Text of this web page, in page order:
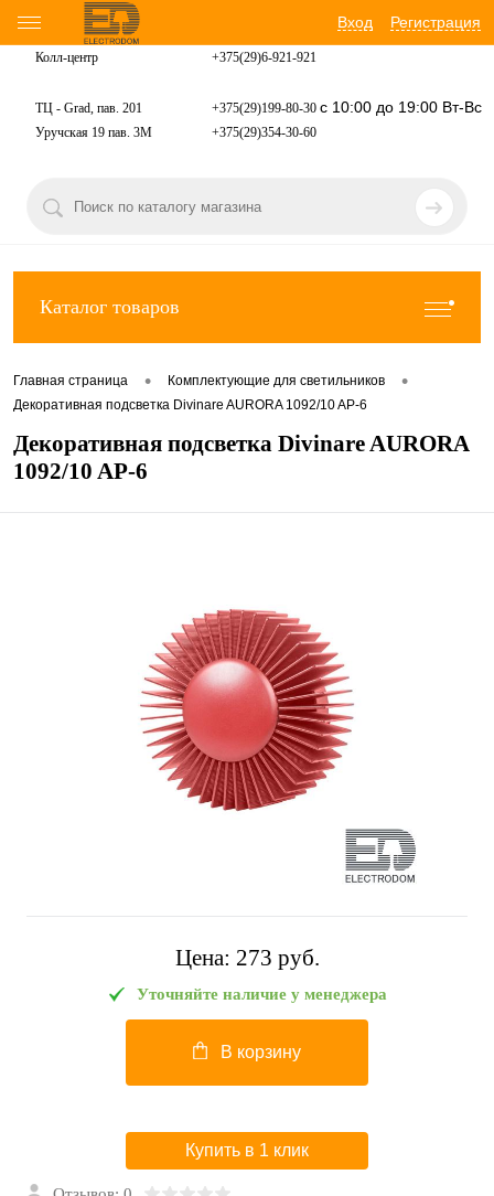
Вход Регистрация
Колл-центр +375(29)6-921-921
ТЦ - Grad, пав. 201 +375(29)199-80-30 с 10:00 до 19:00 Вт-Вс
Уручская 19 пав. 3М +375(29)354-30-60
Каталог товаров
Главная страница • Комплектующие для светильников •
Декоративная подсветка Divinare AURORA 1092/10 AP-6
Декоративная подсветка Divinare AURORA
1092/10 AP-6
Цена: 273 pуб.
Уточняйте наличие у менеджера
В корзину
Купить в 1 клик